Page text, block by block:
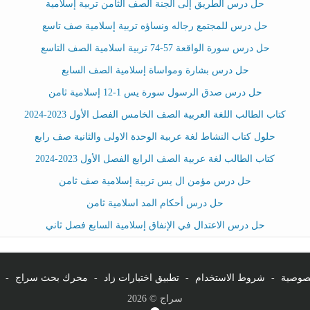
حل درس الطريق إلى الجنة الصف الثامن تربية إسلامية
حل درس للمجتمع رجاله ونساؤه تربية إسلامية صف تاسع
حل درس سورة الواقعة 57-74 تربية اسلامية الصف التاسع
حل درس بشارة ومواساة إسلامية الصف السابع
حل درس صدق الرسول سورة يس 1-12 إسلامية ثامن
كتاب الطالب اللغة العربية الصف الخامس الفصل الأول 2023-2024
حلول كتاب النشاط لغة عربية الوحدة الاولى والثانية صف رابع
كتاب الطالب لغة عربية الصف الرابع الفصل الأول 2023-2024
حل درس مؤمن ال يس تربية إسلامية صف ثامن
حل درس أحكام المد اسلامية ثامن
حل درس الاعتدال في الإنفاق إسلامية السابع فصل ثاني
- شروط الاستخدام - تطبيق اختبارات زاد - محرك بحث سراج -
سراج © 2026